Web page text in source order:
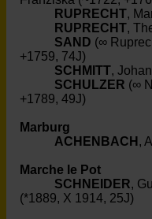
RUPRECHT,
RUPRECHT,
SAND (∞
+1759, 74J)
SCHMITT,
SCHULZER (∞
+1789, 49J)
Marburg
ACHENBACH ,
Marche le Pot
SCHNEIDER,
(*1889, X 1914, 25J)